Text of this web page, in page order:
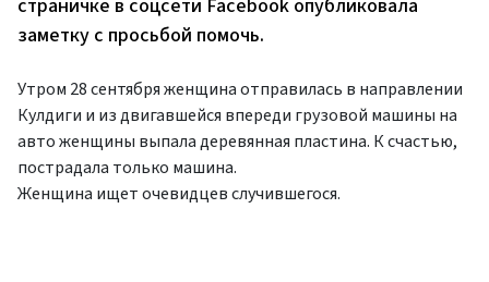
страничке в соцсети Facebook опубликовала
заметку с просьбой помочь.
Утром 28 сентября женщина отправилась в направлении
Кулдиги и из двигавшейся впереди грузовой машины на
авто женщины выпала деревянная пластина. К счастью,
пострадала только машина.
Женщина ищет очевидцев случившегося.